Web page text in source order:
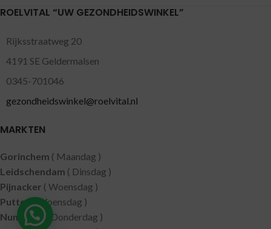
ROELVITAL “UW GEZONDHEIDSWINKEL”
Rijksstraatweg 20
4191 SE Geldermalsen
0345-701046
gezondheidswinkel@roelvital.nl
MARKTEN
Gorinchem ( Maandag )
Leidschendam ( Dinsdag )
Pijnacker ( Woensdag )
Putten ( Woensdag )
Nunspeet( Donderdag )